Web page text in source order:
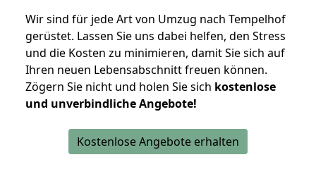
Wir sind für jede Art von Umzug nach Tempelhof
gerüstet. Lassen Sie uns dabei helfen, den Stress
und die Kosten zu minimieren, damit Sie sich auf
Ihren neuen Lebensabschnitt freuen können.
Zögern Sie nicht und holen Sie sich kostenlose
und unverbindliche Angebote!
Kostenlose Angebote erhalten